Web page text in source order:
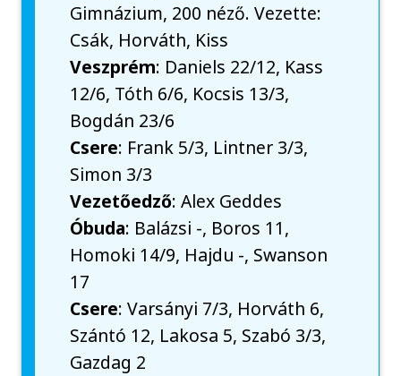
Gimnázium, 200 néző. Vezette:
Csák, Horváth, Kiss
Veszprém: Daniels 22/12, Kass
12/6, Tóth 6/6, Kocsis 13/3,
Bogdán 23/6
Csere: Frank 5/3, Lintner 3/3,
Simon 3/3
Vezetőedző: Alex Geddes
Óbuda: Balázsi -, Boros 11,
Homoki 14/9, Hajdu -, Swanson
17
Csere: Varsányi 7/3, Horváth 6,
Szántó 12, Lakosa 5, Szabó 3/3,
Gazdag 2